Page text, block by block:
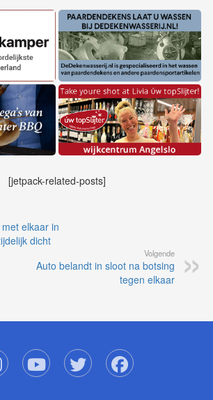
[jetpack-related-posts]
met elkaar in
dicht
Volgende
Auto belandt in sloot na botsing
tegen elkaar